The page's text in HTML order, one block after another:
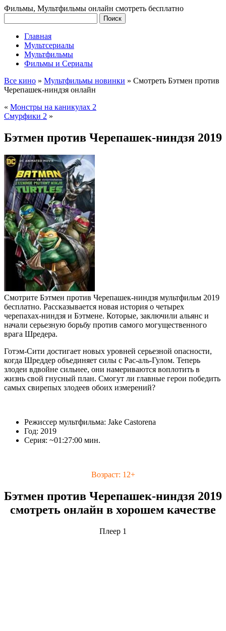
Фильмы, Мультфильмы онлайн смотреть бесплатно
Главная
Мультсериалы
Мультфильмы
Фильмы и Сериалы
Все кино » Мультфильмы новинки » Смотреть Бэтмен против
Черепашек-ниндзя онлайн
« Монстры на каникулах 2
Смурфики 2 »
Бэтмен против Черепашек-ниндзя 2019
Смотрите Бэтмен против Черепашек-ниндзя мультфильм 2019
бесплатно. Рассказывается новая история о четырех
черепахах-ниндзя и Бэтмене. Которые, заключили альянс и
начали серьезную борьбу против самого могущественного
врага Шредера.
Готэм-Сити достигает новых уровней серьезной опасности,
когда Шреддер объединяет силы с Рас-аль-Гулом. Теперь
злодеи вдвойне сильнее, они намериваются воплотить в
жизнь свой гнусный план. Смогут ли главные герои победить
самых свирепых злодеев обоих измерений?
Режиссер мультфильма: Jake Castorena
Год: 2019
Серия: ~01:27:00 мин.
Возраст: 12+
Бэтмен против Черепашек-ниндзя 2019
смотреть онлайн в хорошем качестве
Плеер 1